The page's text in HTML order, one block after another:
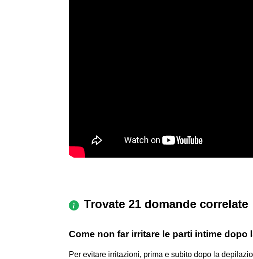
Trovate 21 domande correlate
Come non far irritare le parti intime dopo
Per evitare irritazioni, prima e subito dopo la